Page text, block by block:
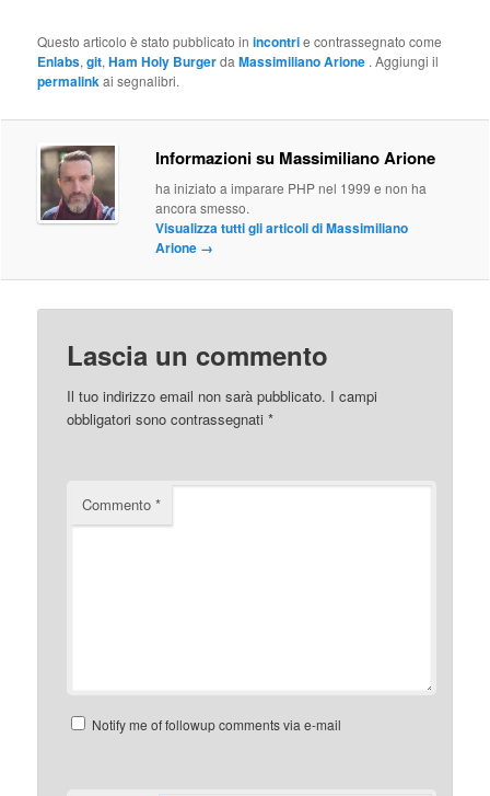
Questo articolo è stato pubblicato inincontrie contrassegnato come
Enlabs,git,Ham Holy BurgerdaMassimiliano Arione . Aggiungi il
permalinkai segnalibri.
Informazioni su Massimiliano Arione
ha iniziato a imparare PHP nel 1999 e non ha
ancora smesso.
Visualizza tutti gli articoli di Massimiliano
Arione →
Lascia un commento
Il tuo indirizzo email non sarà pubblicato. I campi
obbligatori sono contrassegnati*
Commento*
Notify me of followup comments via e-mail